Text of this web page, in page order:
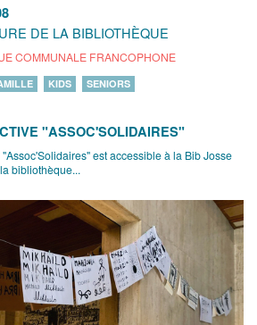
DE LA BIBLIOTHÈQUE
COMMUNALE FRANCOPHONE
KIDS SENIORS
"ASSOC'SOLIDAIRES"
est accessible à la Bib Josse
bibliothèque...